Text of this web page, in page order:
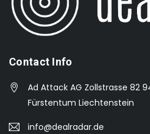
Contact Info
Ad Attack AG Zollstrasse 82
Fürstentum Liechtenstein
info@dealradar.de